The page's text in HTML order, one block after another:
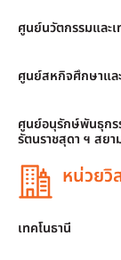
ศูนย์นวัตกรรมและ
ศูนย์สหกิจศึกษาแ
ศูนย์อนุรักษ์พันธุกร
รัตนราชสุดา ฯ สยา
หน่วยวิ
เทคโนธานี